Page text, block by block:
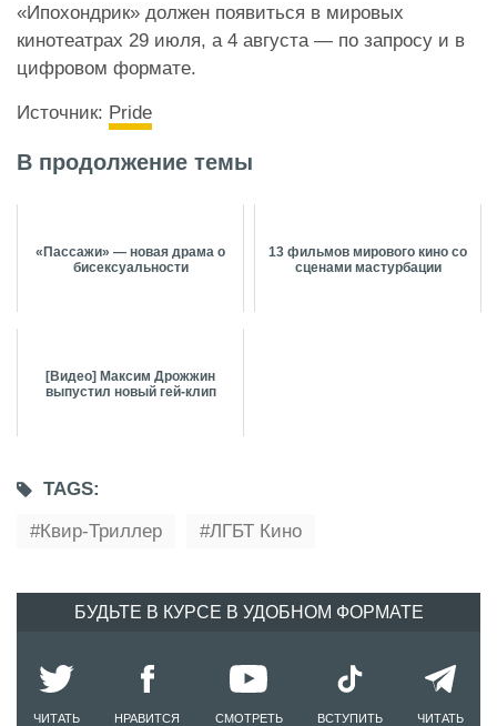
«Ипохондрик» должен появиться в мировых
кинотеатрах 29 июля, а 4 августа — по запросу и в
цифровом формате.
Источник: Pride
В продолжение темы
«Пассажи» — новая драма о
бисексуальности
13 фильмов мирового кино со
сценами мастурбации
[Видео] Максим Дрожжин
выпустил новый гей-клип
TAGS:
Квир-Триллер
ЛГБТ Кино
БУДЬТЕ В КУРСЕ В УДОБНОМ ФОРМАТЕ
ЧИТАТЬ НРАВИТСЯ СМОТРЕТЬ ВСТУПИТЬ ЧИТАТЬ